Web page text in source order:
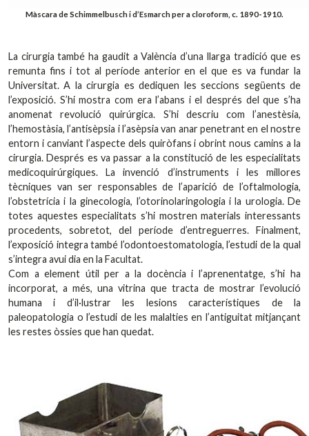
Màscara de Schimmelbusch i d’Esmarch per a cloroform, c. 1890-1910.
La cirurgia també ha gaudit a València d’una llarga tradició que es
remunta fins i tot al període anterior en el que es va fundar la
Universitat. A la cirurgia es dediquen les seccions següents de
l’exposició. S’hi mostra com era l’abans i el després del que s’ha
anomenat revolució quirúrgica. S’hi descriu com l’anestèsia,
l’hemostàsia, l’antisèpsia i l’asèpsia van anar penetrant en el nostre
entorn i canviant l’aspecte dels quiròfans i obrint nous camins a la
cirurgia. Després es va passar a la constitució de les especialitats
medicoquirúrgiques. La invenció d’instruments i les millores
tècniques van ser responsables de l’aparició de l’oftalmologia,
l’obstetrícia i la ginecologia, l’otorinolaringologia i la urologia. De
totes aquestes especialitats s’hi mostren materials interessants
procedents, sobretot, del període d’entreguerres. Finalment,
l’exposició integra també l’odontoestomatologia, l’estudi de la qual
s’integra avui dia en la Facultat.
Com a element útil per a la docència i l’aprenentatge, s’hi ha
incorporat, a més, una vitrina que tracta de mostrar l’evolució
humana i d’il·lustrar les lesions característiques de la
paleopatologia o l’estudi de les malalties en l’antiguitat mitjançant
les restes òssies que han quedat.